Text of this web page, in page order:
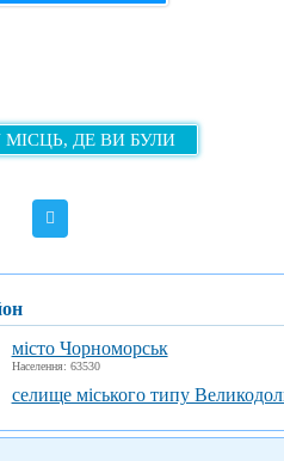
МІСЦЬ, ДЕ ВИ БУЛИ
місто Чорноморськ
Населення: 63530
селище міського типу